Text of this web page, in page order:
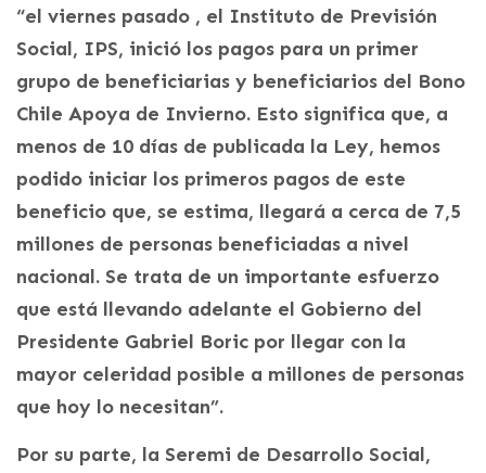
“el viernes pasado , el Instituto de Previsión
Social, IPS, inició los pagos para un primer
grupo de beneficiarias y beneficiarios del Bono
Chile Apoya de Invierno. Esto significa que, a
menos de 10 días de publicada la Ley, hemos
podido iniciar los primeros pagos de este
beneficio que, se estima, llegará a cerca de 7,5
millones de personas beneficiadas a nivel
nacional. Se trata de un importante esfuerzo
que está llevando adelante el Gobierno del
Presidente Gabriel Boric por llegar con la
mayor celeridad posible a millones de personas
que hoy lo necesitan”.
Por su parte, la Seremi de Desarrollo Social,